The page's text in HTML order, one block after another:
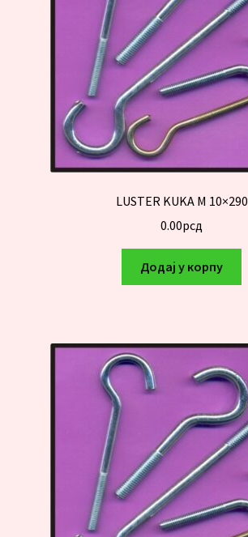
LUSTER KUKA M 10×290
0.00рсд
Додај у корпу